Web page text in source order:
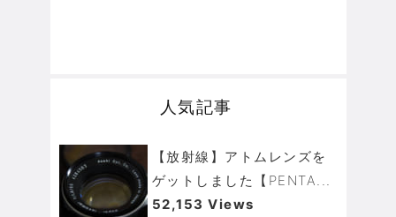
人気記事
【放射線】アトムレンズを
ゲットしました【PENTA...
52,153 Views